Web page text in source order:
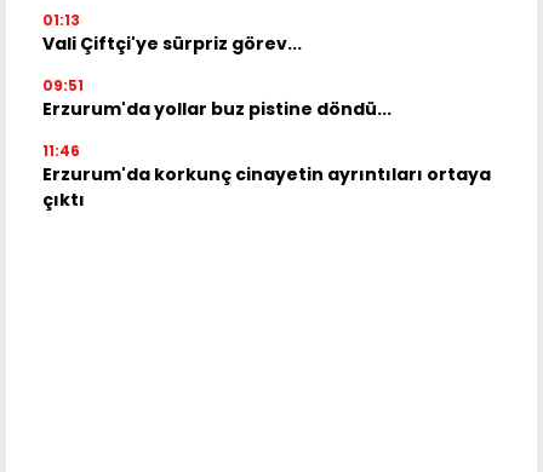
01:13
Vali Çiftçi'ye sürpriz görev...
09:51
Erzurum'da yollar buz pistine döndü...
11:46
Erzurum'da korkunç cinayetin ayrıntıları ortaya
çıktı